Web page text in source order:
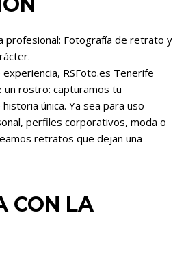
profesional: Fotografía de retrato y
RSFoto.es Tenerife
un rostro: capturamos tu
única. Ya sea para uso
perfiles corporativos, moda o
retratos que dejan una
CON LA